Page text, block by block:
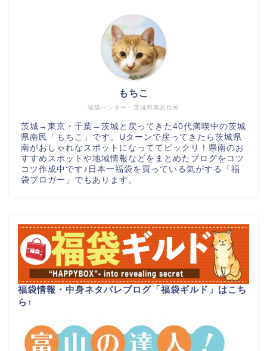
福袋ハンター・茨城県南原住民
もちこ
茨城→東京・千葉→茨城と戻ってきた40代満喫中の茨城
県南民「もちこ」です。Uターンで戻ってきたら茨城県
南がおしゃれなスポットになっててビックリ！県南のお
すすめスポットや地域情報などをまとめたブログをコツ
コツ作成中です♪日本一福袋を買っている気がする「福
袋ブロガー」でもあります。
福袋情報・中身ネタバレブログ「福袋ギルド」はこち
ら ↑